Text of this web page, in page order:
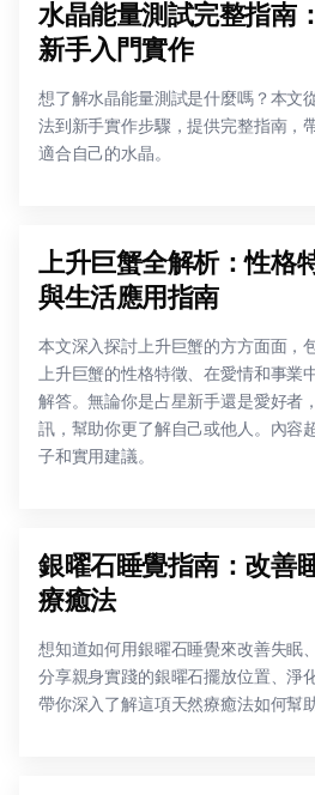
水晶能量測試完整指南
新手入門實作
想了解水晶能量測試是什麼嗎？本文
法到新手實作步驟，提供完整指南，
適合自己的水晶。
上升巨蟹全解析：性格
與生活應用指南
本文深入探討上升巨蟹的方方面面，
上升巨蟹的性格特徵、在愛情和事業
解答。無論你是占星新手還是愛好者
訊，幫助你更了解自己或他人。內容
子和實用建議。
銀曜石睡覺指南：改善
療癒法
想知道如何用銀曜石睡覺來改善失眠
分享親身實踐的銀曜石擺放位置、淨
帶你深入了解這項天然療癒法如何幫